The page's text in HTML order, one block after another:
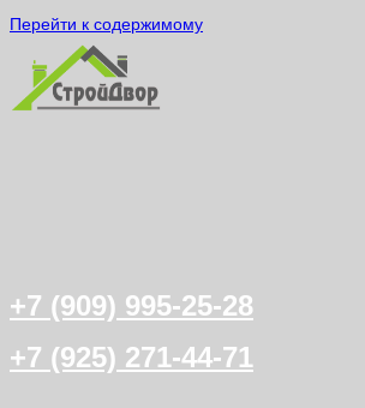
Перейти к содержимому
+7 (909) 995-25-28
+7 (925) 271-44-71